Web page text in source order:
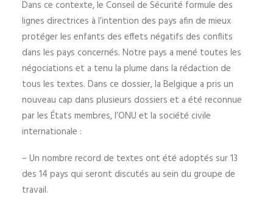
Dans ce contexte, le Conseil de Sécurité formule des
lignes directrices à l’intention des pays afin de mieux
protéger les enfants des effets négatifs des conflits
dans les pays concernés. Notre pays a mené toutes les
négociations et a tenu la plume dans la rédaction de
tous les textes. Dans ce dossier, la Belgique a pris un
nouveau cap dans plusieurs dossiers et a été reconnue
par les États membres, l’ONU et la société civile
internationale :
– Un nombre record de textes ont été adoptés sur 13
des 14 pays qui seront discutés au sein du groupe de
travail.